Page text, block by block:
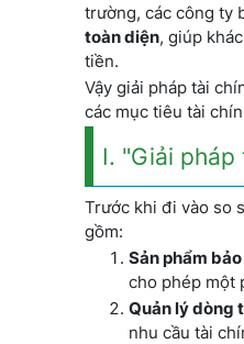
trường, các công ty
toàn diện, giúp
tiền.
Vậy giải pháp tài
các mục tiêu tài
I. "Giải
Trước khi đi vào so
gồm:
Sản phẩm
cho phép một
Quản lý dòng
nhu cầu tài